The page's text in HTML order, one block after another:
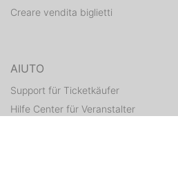
Creare vendita biglietti
AIUTO
Support für Ticketkäufer
Hilfe Center für Veranstalter